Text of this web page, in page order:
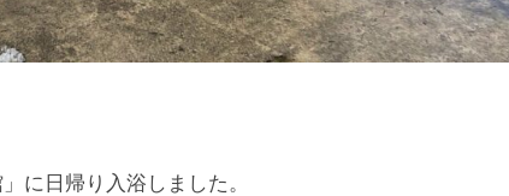
に日帰り入浴しました。